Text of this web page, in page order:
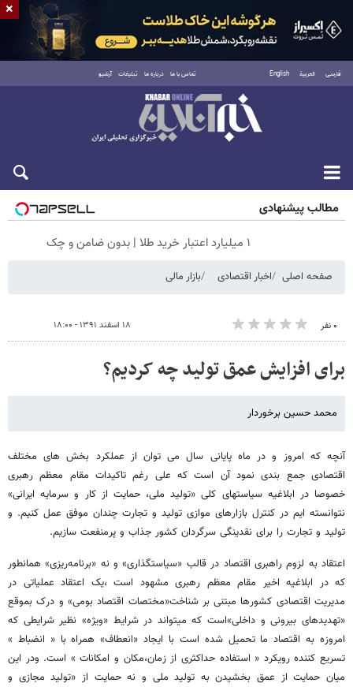
فارسی العربية English تماس با ما درباره ما تبلیغات آرشیو
شنبه ۱۷ مرداد ۱۴۰۵
مطالب پیشنهادی
۱ میلیارد اعتبار خرید طلا | بدون ضامن و چک
صفحه اصلی اخبار اقتصادی بازار مالی
۰ نفر ۱۸ اسفند ۱۳۹۱ - ۱۸:۰۰
برای افزایش عمق تولید چه کردیم؟
محمد حسین برخوردار
آنچه که امروز و در ماه پایانی سال می توان از عملکرد بخش های مختلف
اقتصادی جمع بندی نمود آن است که علی رغم تاکیدات مقام معظم رهبری
خصوصا در ابلاغیه سیاستهای کلی «تولید ملی، حمایت از کار و سرمایه ایرانی»
نتوانسته ایم در کنترل بازارهای موازی تولید و تجارت چندان موفق عمل کنیم. و
تولید و تجارت را برای نقدینگی سرگردان کشور جذاب و پرمنفعت سازیم.
اعتقاد به لزوم راهبری اقتصاد در قالب «سیاستگذاری» و نه «برنامه‌ریزی» همانطور
که در ابلاغیه اخیر مقام معظم رهبری مشهود است ،یک اعتقاد عملیاتی در
مدیریت اقتصادی کشورها مبتنی بر شناخت«مختصات اقتصاد بومی» و درک بموقع
«تهدیدهای بیرونی و داخلی»است که میتواند در شرایط «ویژه» نظیر شرایطی که
امروزه به اقتصاد ما تحمیل شده است با ایجاد «انعطاف» همراه با « انضباط »
تسریع کننده رویکرد « استفاده حداکثری از زمان،مکان و امکانات » است. ودر این
میان حمایت از عمق بخشیدن به تولید ملی و نه حمایت از «تولید مجازی و
×